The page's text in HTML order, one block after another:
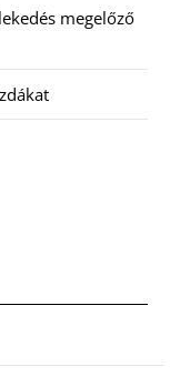
megelőző